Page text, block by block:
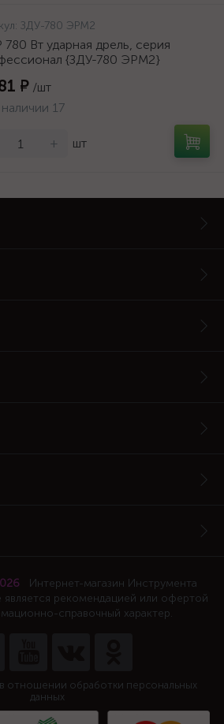
ЗДУ-780 ЭРМ2
780 Вт ударная дрель, серия
{ЗДУ-780 ЭРМ2}
₽ /шт
17
+ шт
Интернет-магазин Инструмента
рекомендацией или офертой
справочный характер.
отношении обработки персональных
данных